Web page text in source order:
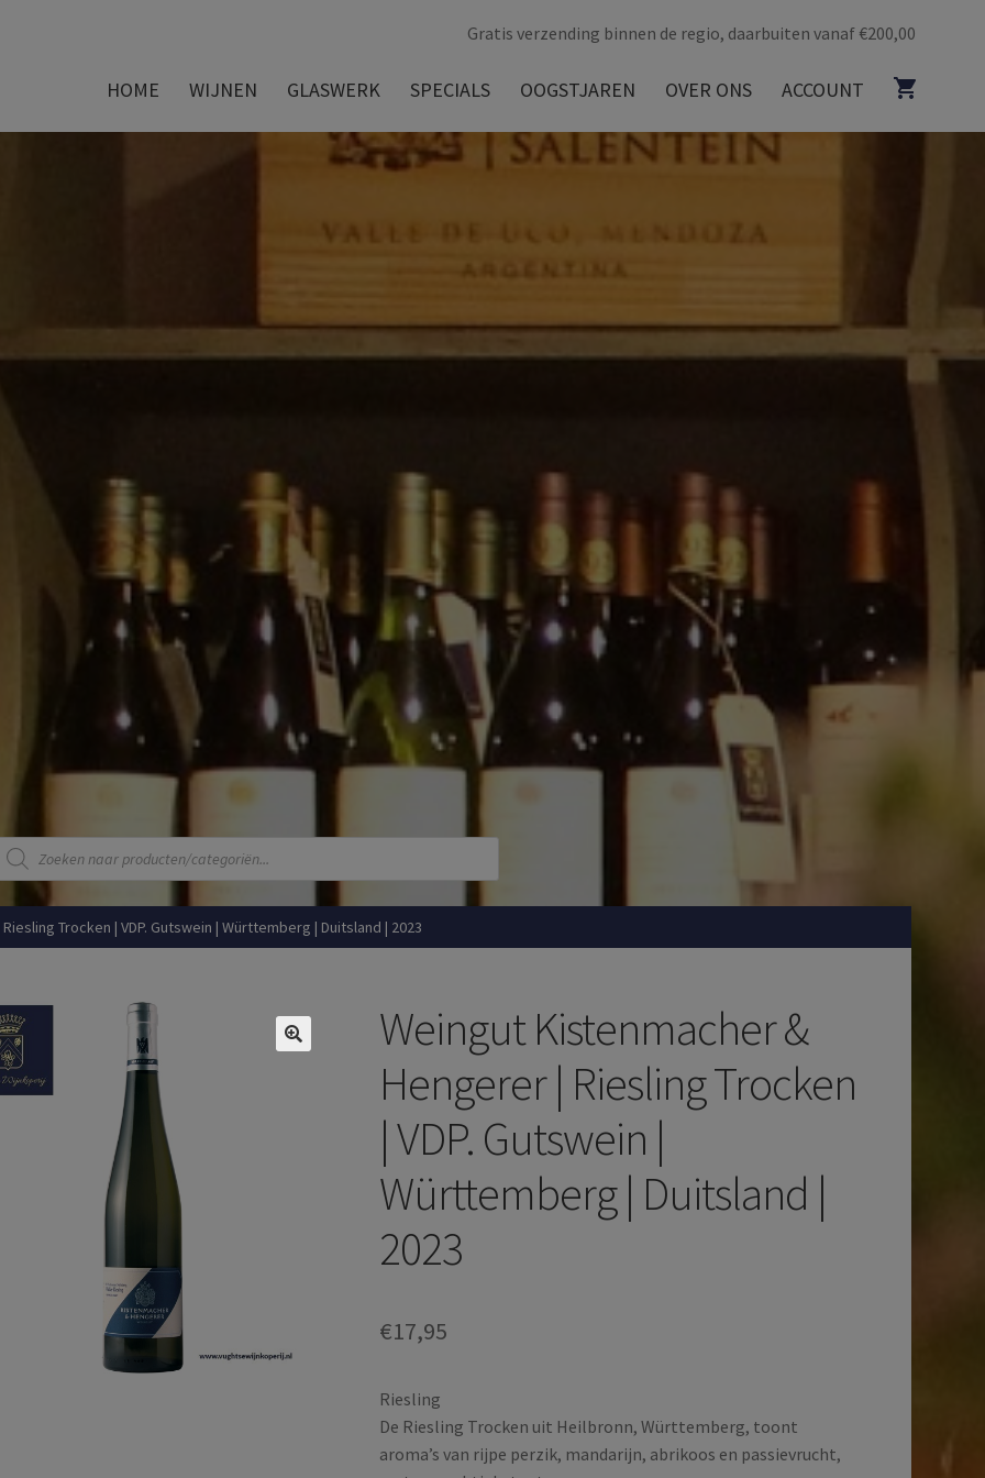
Gratis verzending binnen de regio, daarbuiten vanaf €200,00
HOME WIJNEN GLASWERK SPECIALS OOGSTJAREN OVER ONS ACCOUNT
Trocken | VDP. Gutswein | Württemberg | Duitsland | 2023
Weingut Kistenmacher &
Hengerer | Riesling Trocken
| VDP. Gutswein |
Württemberg | Duitsland |
2023
€17,95
Riesling
De Riesling Trocken uit Heilbronn, Württemberg, toont
aroma’s van rijpe perzik, mandarijn, abrikoos en passievrucht,